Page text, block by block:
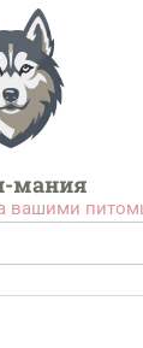
мания
вашими